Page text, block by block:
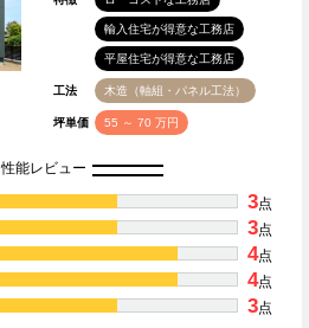
輸入住宅が得意な工務店
平屋住宅が得意な工務店
工法 木造（軸組・パネル工法）
坪単価 55 ～ 70 万円
性能レビュー
3点
3点
4点
4点
3点